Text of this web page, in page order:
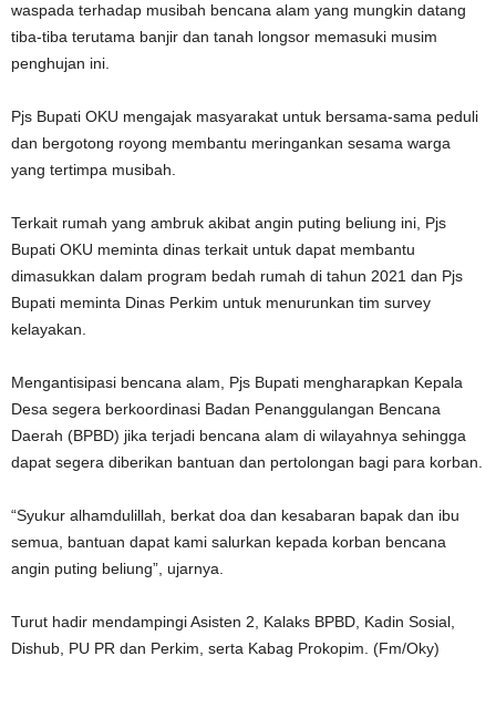
waspada terhadap musibah bencana alam yang mungkin datang
tiba-tiba terutama banjir dan tanah longsor memasuki musim
penghujan ini.
Pjs Bupati OKU mengajak masyarakat untuk bersama-sama peduli
dan bergotong royong membantu meringankan sesama warga
yang tertimpa musibah.
Terkait rumah yang ambruk akibat angin puting beliung ini, Pjs
Bupati OKU meminta dinas terkait untuk dapat membantu
dimasukkan dalam program bedah rumah di tahun 2021 dan Pjs
Bupati meminta Dinas Perkim untuk menurunkan tim survey
kelayakan.
Mengantisipasi bencana alam, Pjs Bupati mengharapkan Kepala
Desa segera berkoordinasi Badan Penanggulangan Bencana
Daerah (BPBD) jika terjadi bencana alam di wilayahnya sehingga
dapat segera diberikan bantuan dan pertolongan bagi para korban.
“Syukur alhamdulillah, berkat doa dan kesabaran bapak dan ibu
semua, bantuan dapat kami salurkan kepada korban bencana
angin puting beliung”, ujarnya.
Turut hadir mendampingi Asisten 2, Kalaks BPBD, Kadin Sosial,
Dishub, PU PR dan Perkim, serta Kabag Prokopim. (Fm/Oky)